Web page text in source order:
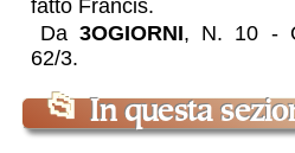
fatto Francis.
Da3OGIORNI, N. 10 -
62/3.
📂 In questa